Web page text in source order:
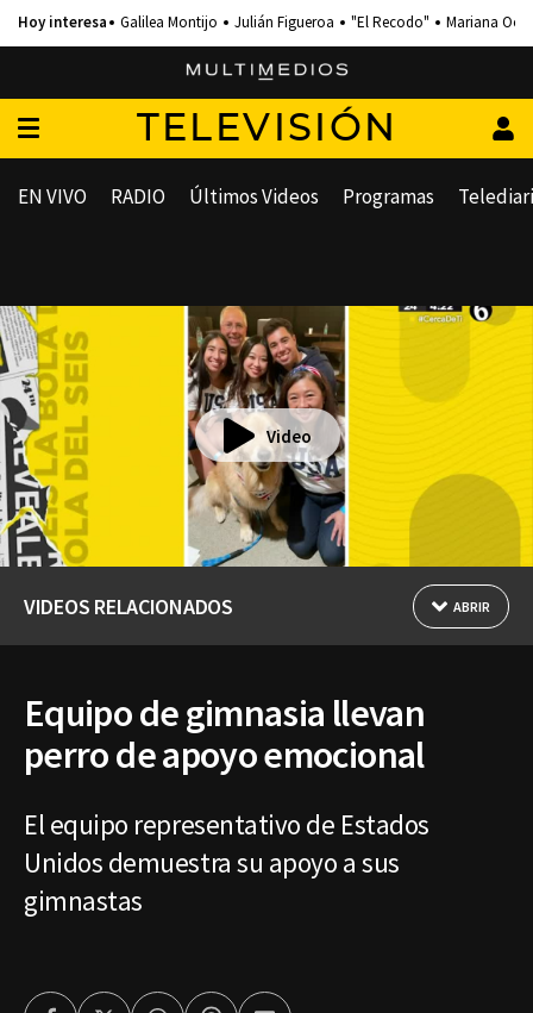
Galilea Montijo Julián Figueroa "El Recodo" Mariana
TELEVISIÓN
EN VIVO RADIO Últimos Videos Programas
Video
VIDEOS RELACIONADOS ABRIR
Equipo de gimnasia llevan
perro de apoyo emocional
El equipo representativo de Estados
Unidos demuestra su apoyo a sus
gimnastas